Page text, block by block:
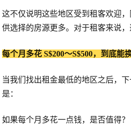
这不仅说明这些地区受到租客欢迎
供选择的房源更多。对于租客来说，
每个月多花 S$200～S$500，到底能
当我们找出租金最低的地区之后，
是：
如果每个月多花一点钱，是否值得？